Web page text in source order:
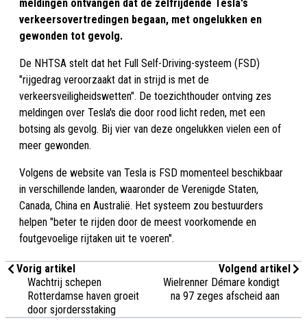
meldingen ontvangen dat de zelfrijdende Tesla's
verkeersovertredingen begaan, met ongelukken en
gewonden tot gevolg.
De NHTSA stelt dat het Full Self-Driving-systeem (FSD)
"rijgedrag veroorzaakt dat in strijd is met de
verkeersveiligheidswetten". De toezichthouder ontving zes
meldingen over Tesla's die door rood licht reden, met een
botsing als gevolg. Bij vier van deze ongelukken vielen een of
meer gewonden.
Volgens de website van Tesla is FSD momenteel beschikbaar
in verschillende landen, waaronder de Verenigde Staten,
Canada, China en Australië. Het systeem zou bestuurders
helpen "beter te rijden door de meest voorkomende en
foutgevoelige rijtaken uit te voeren".
Vorig artikel
Wachtrij schepen
Rotterdamse haven groeit
door sjordersstaking
Volgend artikel
Wielrenner Démare kondigt
na 97 zeges afscheid aan